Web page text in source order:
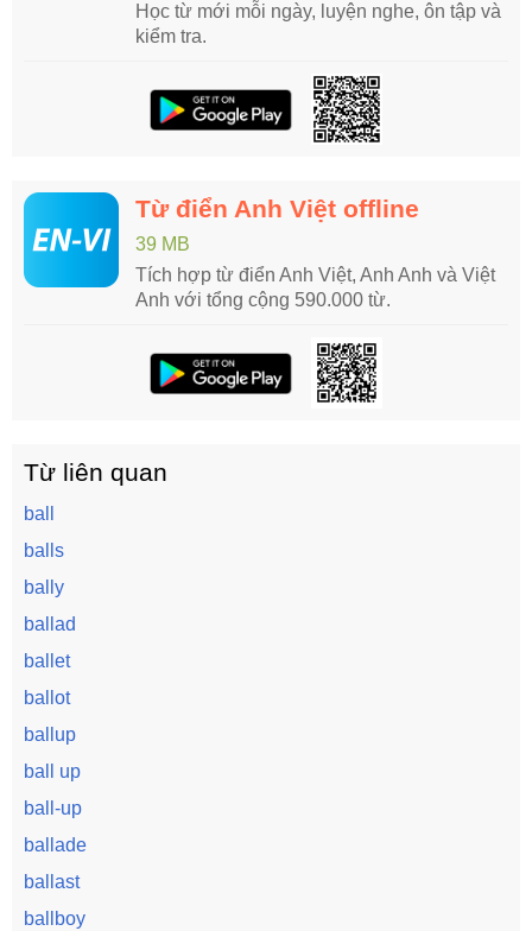
Học từ mới mỗi ngày, luyện nghe, ôn tập và
kiểm tra.
Từ điển Anh Việt offline
39 MB
Tích hợp từ điển Anh Việt, Anh Anh và Việt
Anh với tổng cộng 590.000 từ.
Từ liên quan
ball
balls
bally
ballad
ballet
ballot
ballup
ball up
ball-up
ballade
ballast
ballboy